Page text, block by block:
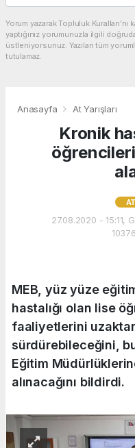
Yorum yazarak Topluluk
yaptığınız yorumunuzla ilgili
üstleniyorsunuz. Yazılan tüm
tutulamaz.
Anasayfa At Yarışları
Kronik
27.08.2020 - 15:11,
MEB, yüz yüze
hastalığı olan lise
faaliyetlerini
sürdürebileceğini,
Eğitim
alınacağını bildirdi.